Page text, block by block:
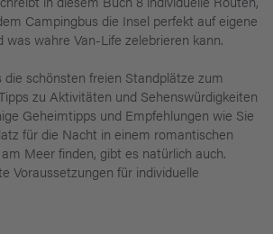
Campingbus die Insel perfekt auf eigene
was wahre Van-Life zelebrieren kann.
schönsten freien Standplätze zum
zu Aktivitäten und Sehenswürdigkeiten
Geheimtipps und Empfehlungen wie Sie
für die Nacht in einem romantischen
Meer finden, gibt es natürlich auch.
Voraussetzungen für individuelle